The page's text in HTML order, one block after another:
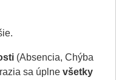
(Absencia, Chýba
sa úplne všetky